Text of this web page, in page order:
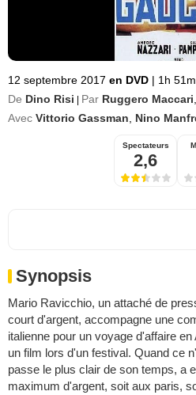
12 septembre 2017 en DVD | 1h
De Dino Risi Par Ruggero Maccari
Avec Vittorio Gassman Nino
Spectateurs
2,6
Synopsis
Mario Ravicchio, un attaché de
court d'argent, accompagne une
italienne pour un voyage d'affaire
un film lors d'un festival. Quand ce
passe le plus clair de son temps, a
maximum d'argent, soit aux paris,